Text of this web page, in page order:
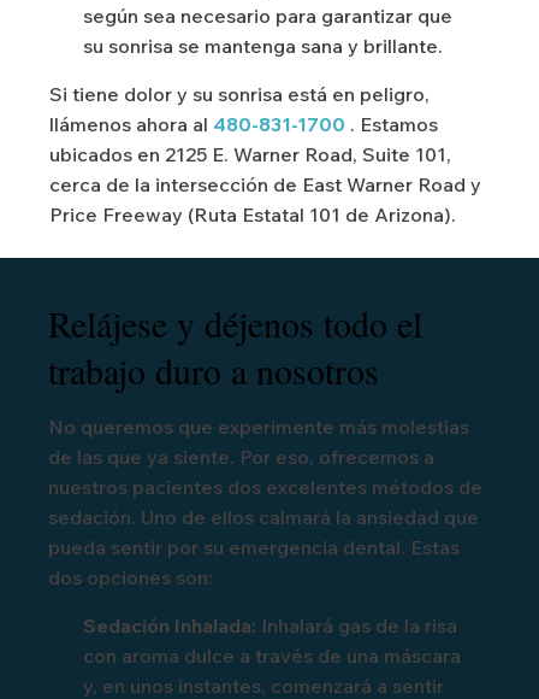
según sea necesario para garantizar que
su sonrisa se mantenga sana y brillante.
Si tiene dolor y su sonrisa está en peligro,
llámenos ahora al 480-831-1700 . Estamos
ubicados en 2125 E. Warner Road, Suite 101,
cerca de la intersección de East Warner Road y
Price Freeway (Ruta Estatal 101 de Arizona).
Relájese y déjenos todo el
trabajo duro a nosotros
No queremos que experimente más molestias
de las que ya siente. Por eso, ofrecemos a
nuestros pacientes dos excelentes métodos de
sedación. Uno de ellos calmará la ansiedad que
pueda sentir por su emergencia dental. Estas
dos opciones son:
Sedación Inhalada: Inhalará gas de la risa
con aroma dulce a través de una máscara
y, en unos instantes, comenzará a sentir